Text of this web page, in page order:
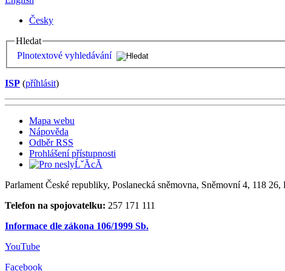
Česky
Hledat
Plnotextové vyhledávání
ISP (příhlásit)
Mapa webu
Nápověda
Odběr RSS
Prohlášení přístupnosti
Parlament České republiky, Poslanecká sněmovna, Sněmovní 4, 118 26,
Telefon na spojovatelku: 257 171 111
Informace dle zákona 106/1999 Sb.
YouTube
Facebook